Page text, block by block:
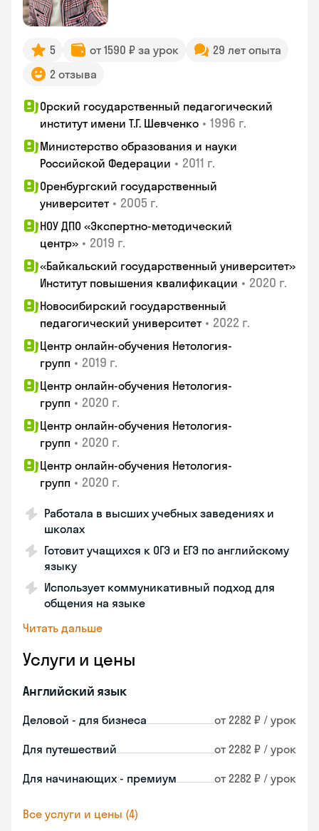
5 от 1590 ₽ за урок
29 лет опыта
2 отзыва
Орский государственный педагогический
институт имени Т.Г. Шевченко • 1996 г.
Министерство образования и науки
Российской Федерации • 2011 г.
Оренбургский государственный
университет • 2005 г.
НОУ ДПО «Экспертно-методический
центр» • 2019 г.
«Байкальский государственный университет»
Институт повышения квалификации • 2020 г.
Новосибирский государственный
педагогический университет • 2022 г.
Центр онлайн-обучения Нетология-
групп • 2019 г.
Центр онлайн-обучения Нетология-
групп • 2020 г.
Центр онлайн-обучения Нетология-
групп • 2020 г.
Центр онлайн-обучения Нетология-
групп • 2020 г.
Работала в высших учебных заведениях и
школах
Готовит учащихся к ОГЭ и ЕГЭ по английскому
языку
Использует коммуникативный подход для
общения на языке
Читать дальше
Услуги и цены
Английский язык
Деловой - для бизнеса от 2282 ₽ / урок
Для путешествий от 2282 ₽ / урок
Для начинающих - премиум от 2282 ₽ / урок
Все услуги и цены (4)